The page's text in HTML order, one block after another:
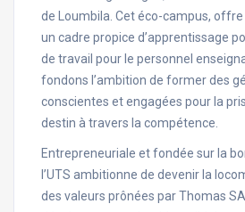
de Loumbila. Cet éco-campus,
un cadre propice d’apprentissage
de travail pour le personnel
fondons l’ambition de former des
conscientes et engagées pour la
destin à travers la compétence.
Entrepreneuriale et fondée sur la
l’UTS ambitionne de devenir la
des valeurs prônées par Thomas